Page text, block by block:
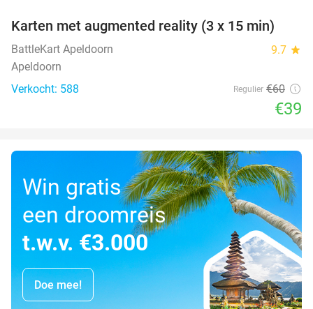
35%
Karten met augmented reality (3 x 15 min)
BattleKart Apeldoorn 9.7 star
Apeldoorn
Verkocht: 588
Regulier €60
€39
Win gratis
een droomreis
t.w.v. €3.000
Doe mee!